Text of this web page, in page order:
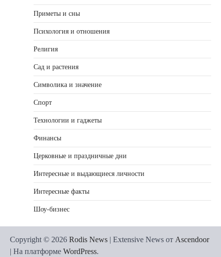
Приметы и сны
Психология и отношения
Религия
Сад и растения
Символика и значение
Спорт
Технологии и гаджеты
Финансы
Церковные и праздничные дни
Интересные и выдающиеся личности
Интересные факты
Шоу-бизнес
Copyright © 2026 Rodis News | Extensive News от Ascendoor
| На платформе WordPress.